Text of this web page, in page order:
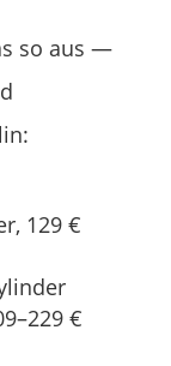
so aus —
129 €
€